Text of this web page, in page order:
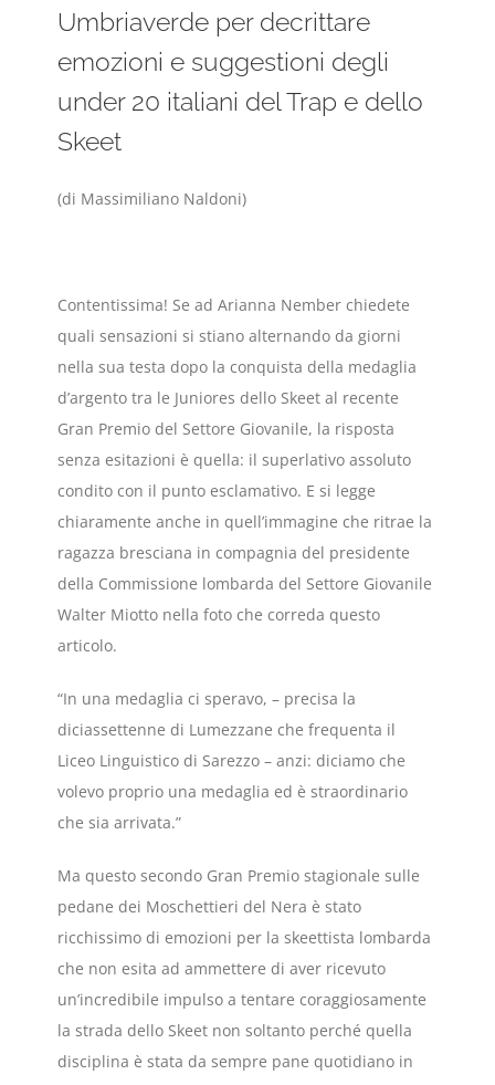
Umbriaverde per decrittare
emozioni e suggestioni degli
under 20 italiani del Trap e dello
Skeet
(di Massimiliano Naldoni)
Contentissima! Se ad Arianna Nember chiedete
quali sensazioni si stiano alternando da giorni
nella sua testa dopo la conquista della medaglia
d’argento tra le Juniores dello Skeet al recente
Gran Premio del Settore Giovanile, la risposta
senza esitazioni è quella: il superlativo assoluto
condito con il punto esclamativo. E si legge
chiaramente anche in quell’immagine che ritrae la
ragazza bresciana in compagnia del presidente
della Commissione lombarda del Settore Giovanile
Walter Miotto nella foto che correda questo
articolo.
“In una medaglia ci speravo, – precisa la
diciassettenne di Lumezzane che frequenta il
Liceo Linguistico di Sarezzo – anzi: diciamo che
volevo proprio una medaglia ed è straordinario
che sia arrivata.”
Ma questo secondo Gran Premio stagionale sulle
pedane dei Moschettieri del Nera è stato
ricchissimo di emozioni per la skeettista lombarda
che non esita ad ammettere di aver ricevuto
un’incredibile impulso a tentare coraggiosamente
la strada dello Skeet non soltanto perché quella
disciplina è stata da sempre pane quotidiano in